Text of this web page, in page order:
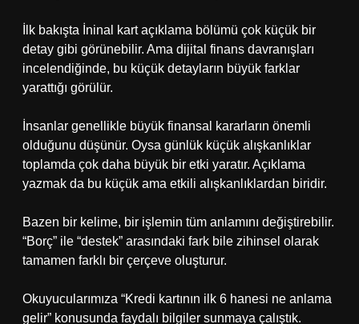
İlk bakışta İninal kart açıklama bölümü çok küçük bir
detay gibi görünebilir. Ama dijital finans davranışları
incelendiğinde, bu küçük detayların büyük farklar
yarattığı görülür.
İnsanlar genellikle büyük finansal kararların önemli
olduğunu düşünür. Oysa günlük küçük alışkanlıklar
toplamda çok daha büyük bir etki yaratır. Açıklama
yazmak da bu küçük ama etkili alışkanlıklardan biridir.
Bazen bir kelime, bir işlemin tüm anlamını değiştirebilir.
“Borç” ile “destek” arasındaki fark bile zihinsel olarak
tamamen farklı bir çerçeve oluşturur.
Okuyucularımıza “Kredi kartının ilk 6 hanesi ne anlama
gelir” konusunda faydalı bilgiler sunmaya çalıştık.